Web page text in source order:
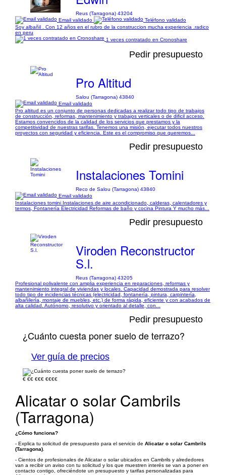
Reus (Tarragona) 43204
Email validado
Teléfono validado
Soy albañil . Con 12 años en el rubro de la construccion mucha experiencia .radico
en peru
1 veces contratado en Cronoshare
Pedir presupuesto
Pro Altitud
Salou (Tarragona) 43840
Email validado
Pro altitud es un conjunto de personas dedicadas a realizar todo tipo de trabajos
de construcción, reformas, mantenimiento y trabajos verticales o de dificil acceso.
Estamos convencidos de la calidad de los servicios que prestamos y la
competitividad de nuestras tarifas. Tenemos una misión, ejecutar todos nuestros
proyectos con seguridad y eficiencia. Este es el compromiso que queremos...
Pedir presupuesto
Instalaciones Tomini
Reco de Salou (Tarragona) 43840
Email validado
Instalaciones tomini Instalaciones de aire acondicionado, calderas, calentadores y
termos, Fontanería Electricidad Reformas de baño y cocina Pintura Y mucho más...
Pedir presupuesto
Viroden Reconstructor
S.l.
Reus (Tarragona) 43205
Profesional polivalente con amplia experiencia en reparaciones, reformas y
mantenimiento integral de viviendas y locales. Capacidad demostrada para resolver
todo tipo de incidencias técnicas (electricidad, fontanería, pintura, carpintería,
albañilería, montaje de muebles, etc.) de forma rápida, eficiente y con acabados de
alta calidad. Autónomo, resolutivo y orientado al detalle, con...
Pedir presupuesto
¿Cuánto cuesta poner suelo de terrazo?
Ver guía de precios
€ €€ €€€ €€€€
Alicatar o solar Cambrils
(Tarragona)
¿Cómo funciona?
- Explica tu solicitud de presupuesto para el servicio de Alicatar o solar Cambrils
(Tarragona)
- Cientos de profesionales de Alicatar o solar ubicados en Cambrils y alrededores
van a recibir un aviso con tu solicitud y los que muestren interés se van a poner en
contacto contigo, ofreciéndote un presupuesto y tarifas personalizadas para